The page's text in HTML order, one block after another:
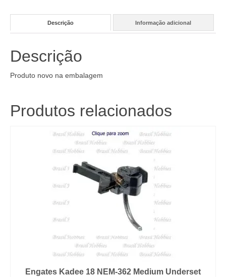
quantidade
Descrição Informação adicional
Descrição
Produto novo na embalagem
Produtos relacionados
Engates Kadee 18 NEM-362 Medium Underset